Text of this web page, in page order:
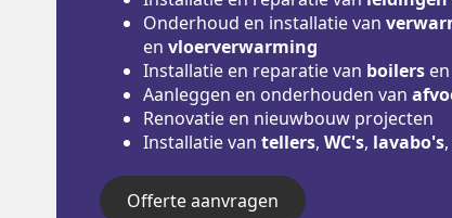
Onderhoud en installatie van
en vloerverwarming
Installatie en reparatie van boilers en
Aanleggen en onderhouden van
Renovatie en nieuwbouw projecten
Installatie van tellers, WC's, lavabo's
Offerte aanvragen